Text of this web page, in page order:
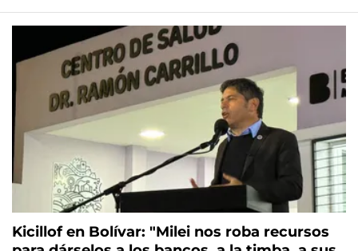
Kicillof en Bolívar: "Milei nos roba recursos